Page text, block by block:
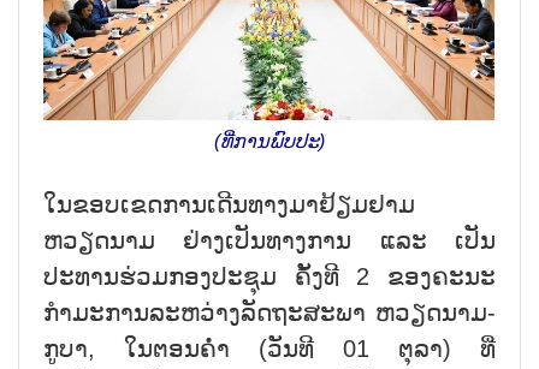
(ທີ່ການພົບປະ)
ໃນຂອບເຂດການເດີນທາງມາຢ້ຽມຢາມ
ຫວຽດນາມ ຢ່າງເປັນທາງການ ແລະ ເປັນ
ປະທານຮ່ວມກອງປະຊຸມ ຄັ້ງທີ 2 ຂອງຄະນະ
ກຳມະການລະຫວ່າງລັດຖະສະພາ ຫວຽດນາມ-
ກູບາ, ໃນຕອນຄ່ຳ (ວັນທີ 01 ຕຸລາ) ທີ່